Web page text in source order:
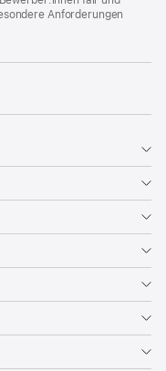
Anforderungen